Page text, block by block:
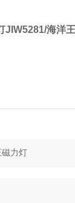
JIW5281/海洋